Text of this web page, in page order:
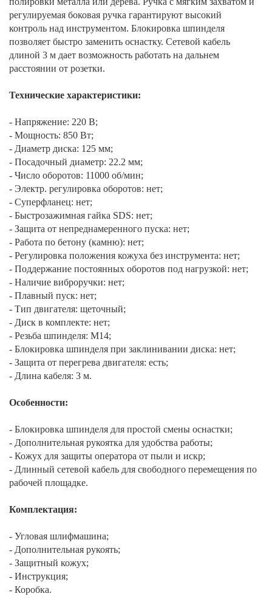
регулируемая боковая ручка гарантируют высокий
контроль над инструментом. Блокировка шпинделя
позволяет быстро заменить оснастку. Сетевой кабель
длиной 3 м дает возможность работать на дальнем
расстоянии от розетки.
Технические характеристики:
- Напряжение: 220 В;
- Мощность: 850 Вт;
- Диаметр диска: 125 мм;
- Посадочный диаметр: 22.2 мм;
- Число оборотов: 11000 об/мин;
- Электр. регулировка оборотов: нет;
- Суперфланец: нет;
- Быстрозажимная гайка SDS: нет;
- Защита от непреднамеренного пуска: нет;
- Работа по бетону (камню): нет;
- Регулировка положения кожуха без инструмента: нет;
- Поддержание постоянных оборотов под нагрузкой: нет;
- Наличие виброручки: нет;
- Плавный пуск: нет;
- Тип двигателя: щеточный;
- Диск в комплекте: нет;
- Резьба шпинделя: М14;
- Блокировка шпинделя при заклинивании диска: нет;
- Защита от перегрева двигателя: есть;
- Длина кабеля: 3 м.
Особенности:
- Блокировка шпинделя для простой смены оснастки;
- Дополнительная рукоятка для удобства работы;
- Кожух для защиты оператора от пыли и искр;
- Длинный сетевой кабель для свободного перемещения по
рабочей площадке.
Комплектация:
- Угловая шлифмашина;
- Дополнительная рукоять;
- Защитный кожух;
- Инструкция;
- Коробка.